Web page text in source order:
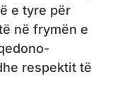
e tyre për
në frymën e
respektit të